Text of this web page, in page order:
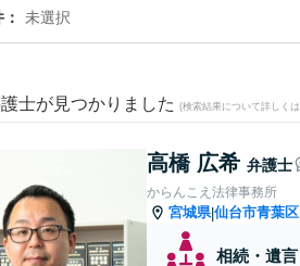
未選択
護士が見つかりました (検索結果について詳しくは
高橋 広希 弁護士
からんこえ法律事務所
宮城県|仙台市青葉区
相続・遺言